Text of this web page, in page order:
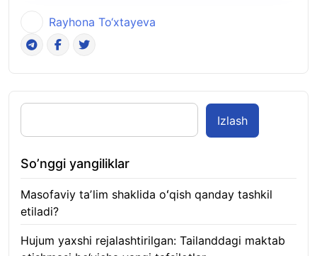
Rayhona To‘xtayeva
Izlash
So’nggi yangiliklar
Masofaviy taʼlim shaklida oʻqish qanday tashkil
etiladi?
Hujum yaxshi rejalashtirilgan: Tailanddagi maktab